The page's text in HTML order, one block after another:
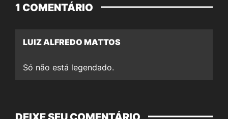
1 COMENTÁRIO
LUIZ ALFREDO MATTOS
Só não está legendado.